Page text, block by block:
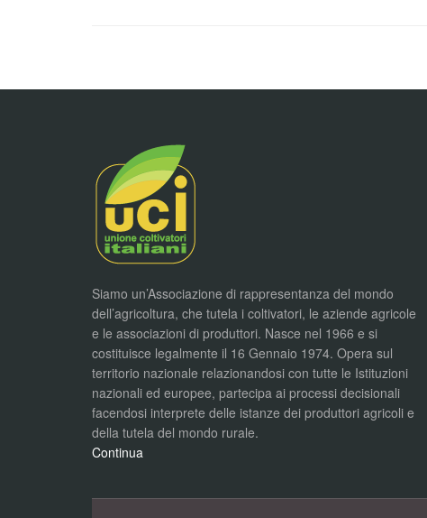
Siamo un’Associazione di rappresentanza del mondo
dell’agricoltura, che tutela i coltivatori, le aziende agricole
e le associazioni di produttori. Nasce nel 1966 e si
costituisce legalmente il 16 Gennaio 1974. Opera sul
territorio nazionale relazionandosi con tutte le Istituzioni
nazionali ed europee, partecipa ai processi decisionali
facendosi interprete delle istanze dei produttori agricoli e
della tutela del mondo rurale.
Continua